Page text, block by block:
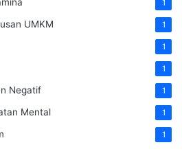
1
UMKM 1
1
1
Negatif 1
Mental 1
1